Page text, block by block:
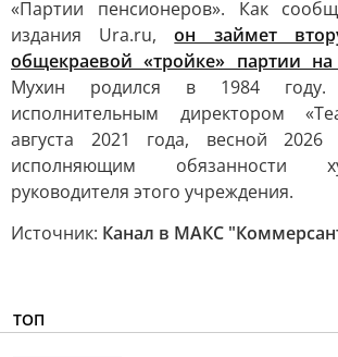
«Партии пенсионеров». Как
издания Ura.ru,он займет
общекраевой «тройке» партии
Мухин родился в 1984 году.
исполнительным директором
августа 2021 года, весной 2026
исполняющим обязанности
руководителя этого учреждения.
Источник: Канал в МАКС
ТОП